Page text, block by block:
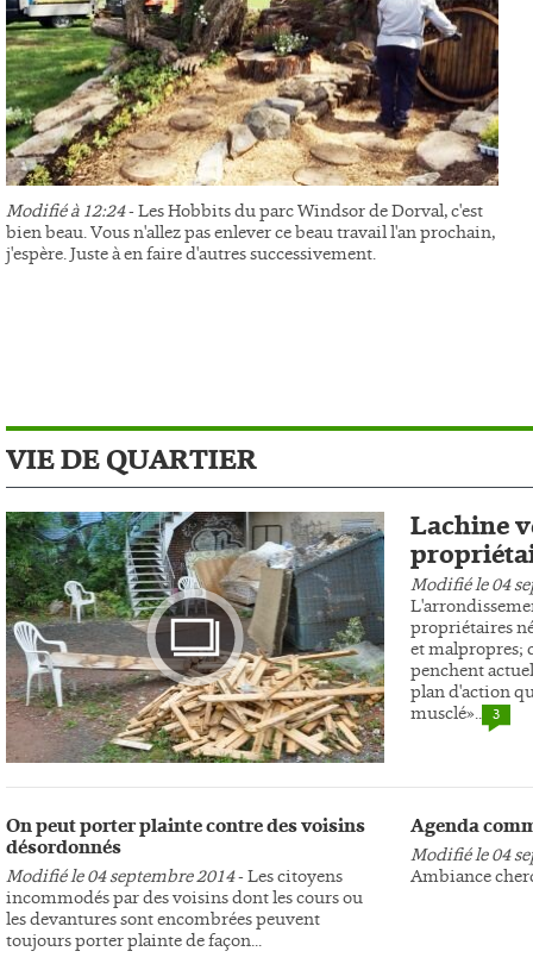
Modifié à 12:24- Les Hobbits du parc Windsor de Dorval, c'est
bien beau. Vous n'allez pas enlever ce beau travail l'an prochain,
j'espère. Juste à en faire d'autres successivement.
VIE DE QUARTIER
Lachine
Modifié le 04
propriétaires
et malpropres;
penchent
plan d'action
musclé».. 3
Photo
On peut porter plainte contre des voisins
désordonnés
Modifié le 04 septembre 2014- Les citoyens
incommodés par des voisins dont les cours ou
les devantures sont encombrées peuvent
toujours porter plainte de façon...
Agenda
Modifié le 04
Ambiance